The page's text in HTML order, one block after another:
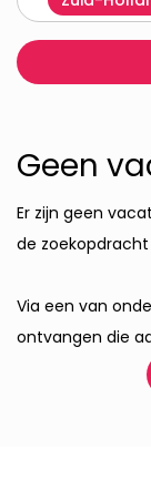
Geen
Er zijn geen
de
Via een van
ontvangen die